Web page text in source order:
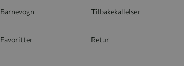
Barnevogn Tilbakekallelser
Favoritter Retur